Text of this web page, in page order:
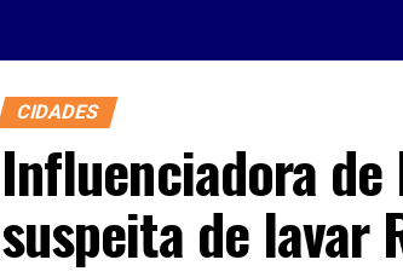
CIDADES
Influenciadora
suspeita de lavar